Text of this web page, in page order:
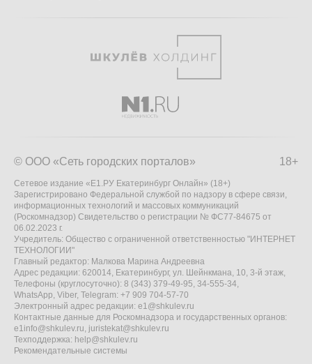
18+
© ООО «Сеть городских порталов»
Сетевое издание «Е1.РУ Екатеринбург Онлайн» (18+)
Зарегистрировано Федеральной службой по надзору в сфере связи,
информационных технологий и массовых коммуникаций
(Роскомнадзор) Свидетельство о регистрации № ФС77-84675 от
06.02.2023 г.
Учредитель: Общество с ограниченной ответственностью "ИНТЕРНЕТ
ТЕХНОЛОГИИ"
Главный редактор: Малкова Марина Андреевна
Адрес редакции: 620014, Екатеринбург, ул. Шейнкмана, 10, 3-й этаж,
Телефоны (круглосуточно): 8 (343) 379-49-95, 34-555-34,
WhatsApp, Viber, Telegram: +7 909 704-57-70
Электронный адрес редакции: e1@shkulev.ru
Контактные данные для Роскомнадзора и государственных органов:
e1info@shkulev.ru, juristekat@shkulev.ru
Техподдержка: help@shkulev.ru
Рекомендательные системы